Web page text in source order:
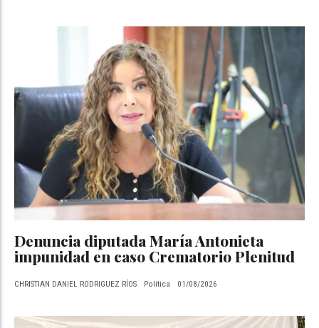
Denuncia diputada María Antonieta
impunidad en caso Crematorio Plenitud
CHRISTIAN DANIEL RODRIGUEZ RÍOS Politica 01/08/2026